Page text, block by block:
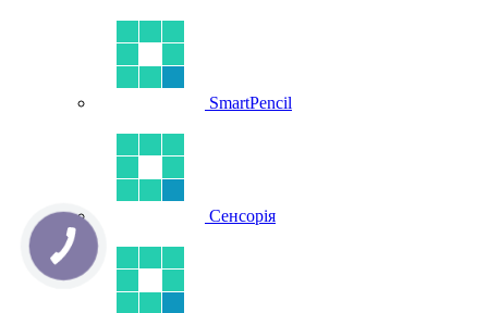
SmartPencil
Сенсорія